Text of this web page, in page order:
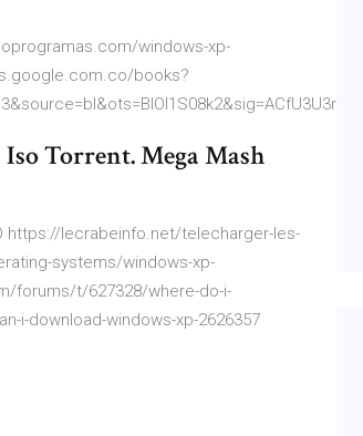
windows-xp-
books?
Torrent. Mega Mash
https://lecrabeinfo.net/telecharger-les-
systems/windows-xp-
forums/t/627328/where-do-i-
i-download-windows-xp-2626357